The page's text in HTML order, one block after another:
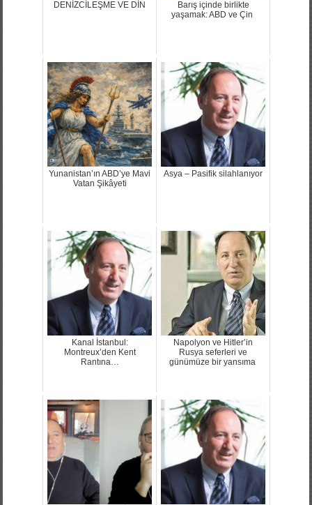
DENİZCİLEŞME VE DİN
Barış içinde birlikte
yaşamak: ABD ve Çin
Yunanistan’ın ABD’ye Mavi
Vatan Şikâyeti
Asya – Pasifik silahlanıyor
Kanal İstanbul:
Montreux’den Kent
Rantına…
Napolyon ve Hitler’in
Rusya seferleri ve
günümüze bir yansıma